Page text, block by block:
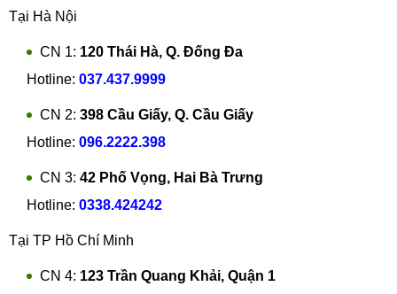
Tại Hà Nội
CN 1: 120 Thái Hà, Q. Đống Đa
Hotline: 037.437.9999
CN 2: 398 Cầu Giấy, Q. Cầu Giấy
Hotline: 096.2222.398
CN 3: 42 Phố Vọng, Hai Bà Trưng
Hotline: 0338.424242
Tại TP Hồ Chí Minh
CN 4: 123 Trần Quang Khải, Quận 1